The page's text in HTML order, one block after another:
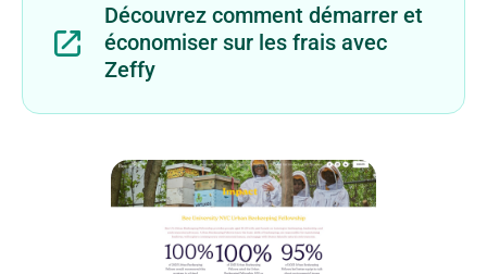
Découvrez comment démarrer et
économiser sur les frais avec
Zeffy